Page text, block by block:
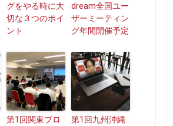
グをやる時に大
切な３つのポイ
ント
dream全国ユー
ザーミーティン
グ年間開催予定
第1回関東ブロ
第1回九州沖縄